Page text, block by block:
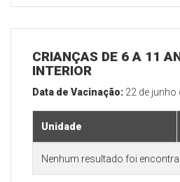
CRIANÇAS DE 6 A 11
INTERIOR
Data de Vacinação: 22 de junho
Unidade
Nenhum resultado foi